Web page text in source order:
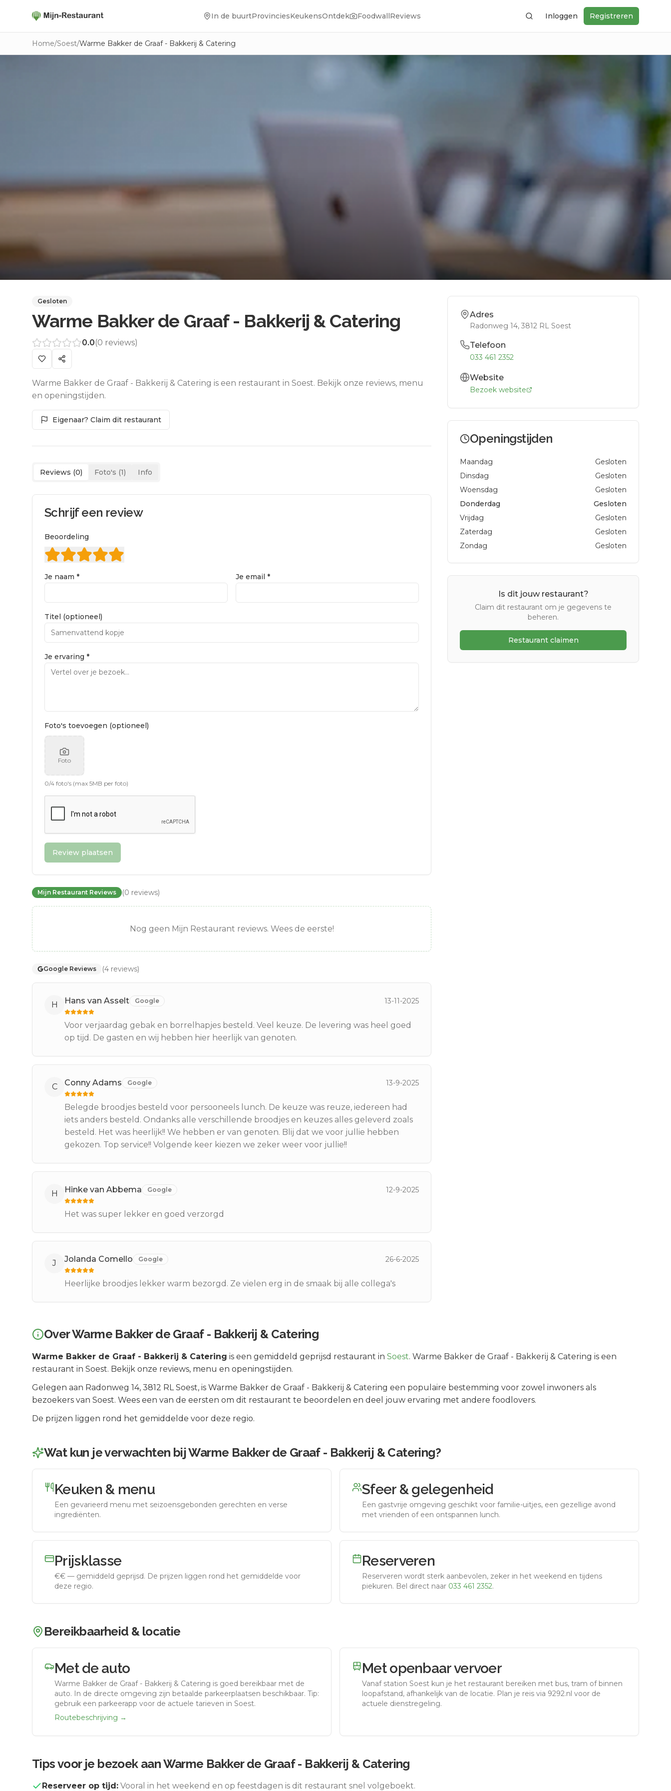
In de buurtProvinciesKeukensOntdek FoodwallReviews ZoekenInloggen Registreren
Home/Soest/Warme Bakker de Graaf - Bakkerij & Catering
Gesloten
Warme Bakker de Graaf - Bakkerij & Catering
0.0(0 reviews)
Warme Bakker de Graaf - Bakkerij & Catering is een restaurant in Soest. Bekijk onze reviews, menu
en openingstijden.
Eigenaar? Claim dit restaurant
Reviews (0) Foto's (1) Info
Schrijf een review
Beoordeling
Je naam * Je email *
Titel (optioneel)
Je ervaring *
Foto's toevoegen (optioneel)
Foto
0/4 foto's (max 5MB per foto)
Review plaatsen
Mijn Restaurant Reviews (0 reviews)
Nog geen Mijn Restaurant reviews. Wees de eerste!
Google Reviews (4 reviews)
H Hans van Asselt Google 13-11-2025
Voor verjaardag gebak en borrelhapjes besteld. Veel keuze. De levering was heel goed
op tijd. De gasten en wij hebben hier heerlijk van genoten.
C Conny Adams Google 13-9-2025
Belegde broodjes besteld voor persooneels lunch. De keuze was reuze, iedereen had
iets anders besteld. Ondanks alle verschillende broodjes en keuzes alles geleverd zoals
besteld. Het was heerlijk!! We hebben er van genoten. Blij dat we voor jullie hebben
gekozen. Top service!! Volgende keer kiezen we zeker weer voor jullie!!
H Hinke van Abbema Google 12-9-2025
Het was super lekker en goed verzorgd
J Jolanda Comello Google 26-6-2025
Heerlijke broodjes lekker warm bezorgd. Ze vielen erg in de smaak bij alle collega's
Adres
Radonweg 14, 3812 RL Soest
Telefoon
033 461 2352
Website
Bezoek website
Openingstijden
Maandag
Gesloten
Dinsdag
Gesloten
Woensdag
Gesloten
Donderdag
Gesloten
Vrijdag
Gesloten
Zaterdag
Gesloten
Zondag
Gesloten
Is dit jouw restaurant?
Claim dit restaurant om je gegevens te
beheren.
Restaurant claimen
OverWarme Bakker de Graaf - Bakkerij & Catering
Warme Bakker de Graaf - Bakkerij & Catering is een gemiddeld geprijsd restaurant in Soest. Warme Bakker de Graaf - Bakkerij & Catering is een
restaurant in Soest. Bekijk onze reviews, menu en openingstijden.
Gelegen aan Radonweg 14, 3812 RL Soest, is Warme Bakker de Graaf - Bakkerij & Catering een populaire bestemming voor zowel inwoners als
bezoekers van Soest. Wees een van de eersten om dit restaurant te beoordelen en deel jouw ervaring met andere foodlovers.
De prijzen liggen rond het gemiddelde voor deze regio.
Wat kun je verwachten bijWarme Bakker de Graaf - Bakkerij & Catering?
Keuken & menu
Een gevarieerd menu met seizoensgebonden gerechten en verse
ingrediënten.
Sfeer & gelegenheid
Een gastvrije omgeving geschikt voor familie-uitjes, een gezellige avond
met vrienden of een ontspannen lunch.
Prijsklasse
€€ — gemiddeld geprijsd. De prijzen liggen rond het gemiddelde voor
deze regio.
Reserveren
Reserveren wordt sterk aanbevolen, zeker in het weekend en tijdens
piekuren. Bel direct naar 033 461 2352.
Bereikbaarheid & locatie
Met de auto
Warme Bakker de Graaf - Bakkerij & Catering is goed bereikbaar met de
auto. In de directe omgeving zijn betaalde parkeerplaatsen beschikbaar. Tip:
gebruik een parkeerapp voor de actuele tarieven in Soest.
Routebeschrijving →
Met openbaar vervoer
Vanaf station Soest kun je het restaurant bereiken met bus, tram of binnen
loopafstand, afhankelijk van de locatie. Plan je reis via 9292.nl voor de
actuele dienstregeling.
Tips voor je bezoek aanWarme Bakker de Graaf - Bakkerij & Catering
Reserveer op tijd: Vooral in het weekend en op feestdagen is dit restaurant snel volgeboekt.